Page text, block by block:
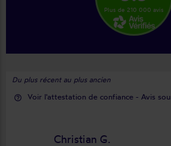
Plus de 210 000 avis
Du plus récent au plus ancien
help_outline Voir l'attestation de confiance - Avis
Christian G.